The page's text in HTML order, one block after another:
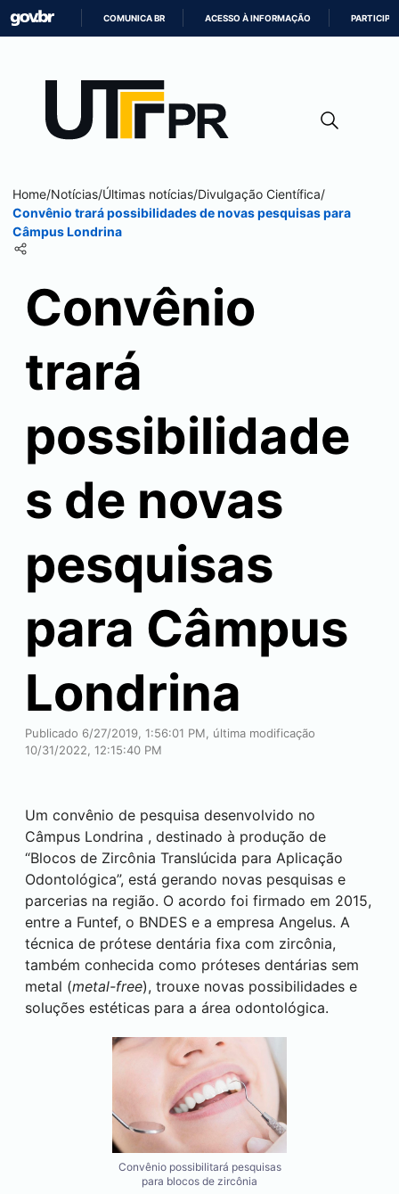
CONTEÚDO
COMUNICA BR ACESSO À INFORMAÇÃO PARTICIPE
Home/Notícias/Últimas notícias/Divulgação Científica/
Convênio trará possibilidades de novas pesquisas para
CâmpusLondrina
Convênio
trará
possibilidade
s de novas
pesquisas
para Câmpus
Londrina
Publicado 6/27/2019, 1:56:01 PM, última modificação
10/31/2022, 12:15:40 PM
Um convênio de pesquisa desenvolvido no
Câmpus Londrina , destinado à produção de
“Blocos de Zircônia Translúcida para Aplicação
Odontológica”, está gerando novas pesquisas e
parcerias na região. O acordo foi firmado em 2015,
entre a Funtef, o BNDES e a empresa Angelus. A
técnica de prótese dentária fixa com zircônia,
também conhecida como próteses dentárias sem
metal (metal-free), trouxe novas possibilidades e
soluções estéticas para a área odontológica.
Convênio possibilitará pesquisas
para blocos de zircônia